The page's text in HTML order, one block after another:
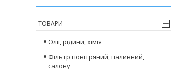
ТОВАРИ
Олії, рідини, хімія
Фільтр повітряний, паливний,
салону